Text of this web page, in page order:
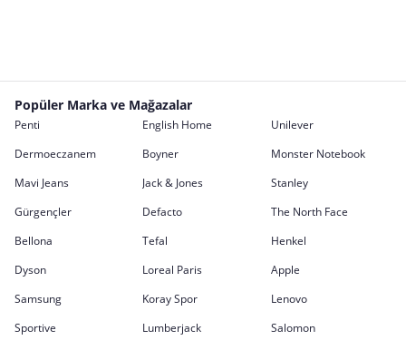
Popüler Marka ve Mağazalar
Penti English Home
Unilever
Dermoeczanem
Boyner
Monster Notebook
Mavi Jeans
Jack & Jones
Stanley
Gürgençler
Defacto
The North Face
Bellona
Tefal
Henkel
Dyson
Loreal Paris
Apple
Samsung
Koray Spor
Lenovo
Sportive
Lumberjack Salomon